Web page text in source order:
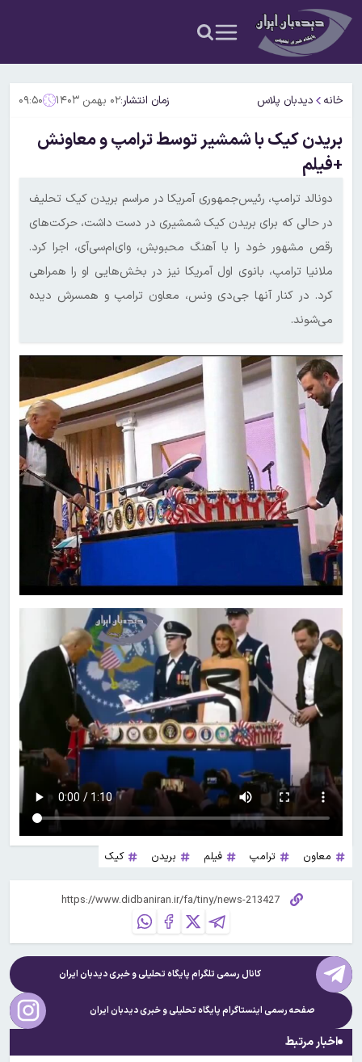
خانه دیدبان پلاس زمان انتشار:۰۲ بهمن ۱۴۰۳ ۰۹:۵۰
بریدن کیک با شمشیر توسط ترامپ و معاونش
+فیلم
دونالد ترامپ، رئیس‌جمهوری آمریکا در مراسم بریدن کیک تحلیف
در حالی که برای بریدن کیک شمشیری در دست داشت، حرکت‌های
رقص مشهور خود را با آهنگ محبوبش، وای‌ام‌سی‌آی، اجرا کرد.
ملانیا ترامپ، بانوی اول آمریکا نیز در بخش‌هایی او را همراهی
کرد. در کنار آنها جی‌دی ونس، معاون ترامپ و همسرش دیده
می‌شوند.
معاون ترامپ فیلم‌ بریدن کیک
کانال رسمی تلگرام پایگاه تحلیلی و خبریدیدبان ایران
صفحه رسمی اینستاگرام پایگاه تحلیلی و خبریدیدبان ایران
اخبار مرتبط